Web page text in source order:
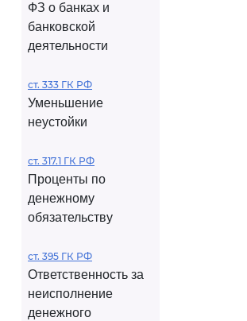
ФЗ о банках и
банковской
деятельности
ст. 333 ГК РФ
Уменьшение
неустойки
ст. 317.1 ГК РФ
Проценты по
денежному
обязательству
ст. 395 ГК РФ
Ответственность за
неисполнение
денежного